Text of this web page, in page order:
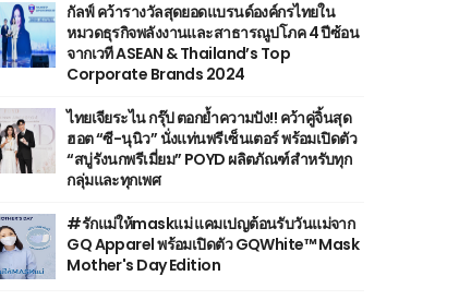
กัลฟ์ คว้ารางวัลสุดยอดแบรนด์องค์กรไทยใน
หมวดธุรกิจพลังงานและสาธารณูปโภค 4 ปีซ้อน
จากเวที ASEAN & Thailand’s Top
Corporate Brands 2024
ไทยเจียระไน กรุ๊ป ตอกย้ำความปัง!! คว้าคู่จิ้นสุด
ฮอต “ซี-นุนิว” นั่งแท่นพรีเซ็นเตอร์ พร้อมเปิดตัว
“สบู่รังนกพรีเมี่ยม” POYD ผลิตภัณฑ์สำหรับทุก
กลุ่มและทุกเพศ
#รักแม่ให้maskแม่ แคมเปญต้อนรับวันแม่จาก
GQ Apparel พร้อมเปิดตัว GQWhite™ Mask
Mother's Day Edition